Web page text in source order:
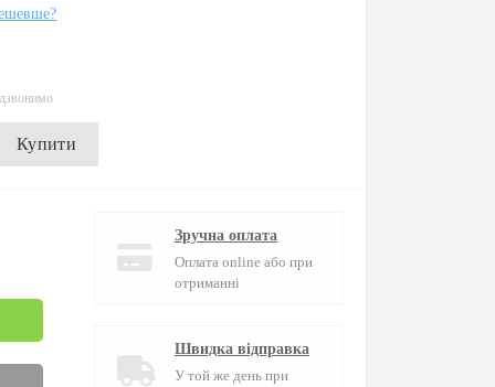
Купити
Зручна оплата
Оплата online або при
отриманні
Швидка відправка
У той же день при